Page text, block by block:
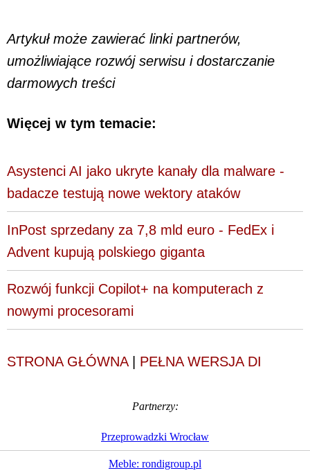
Artykuł może zawierać linki partnerów,
umożliwiające rozwój serwisu i dostarczanie
darmowych treści
Więcej w tym temacie:
Asystenci AI jako ukryte kanały dla malware -
badacze testują nowe wektory ataków
InPost sprzedany za 7,8 mld euro - FedEx i
Advent kupują polskiego giganta
Rozwój funkcji Copilot+ na komputerach z
nowymi procesorami
STRONA GŁÓWNA| PEŁNA WERSJA DI
Partnerzy:
Przeprowadzki Wrocław
Meble: rondigroup.pl